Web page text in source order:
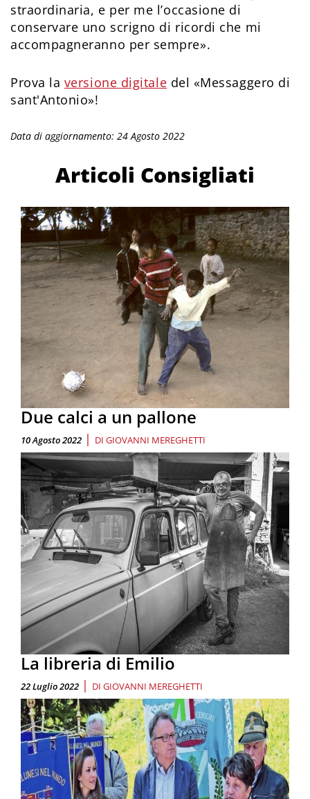
straordinaria, e per me l’occasione di
conservare uno scrigno di ricordi che mi
accompagneranno per sempre».
Prova la versione digitale del «Messaggero di
sant'Antonio»!
Data di aggiornamento: 24 Agosto 2022
Articoli Consigliati
Due calci a un pallone
10 Agosto 2022 | DI GIOVANNI MEREGHETTI
La libreria di Emilio
22 Luglio 2022 | DI GIOVANNI MEREGHETTI